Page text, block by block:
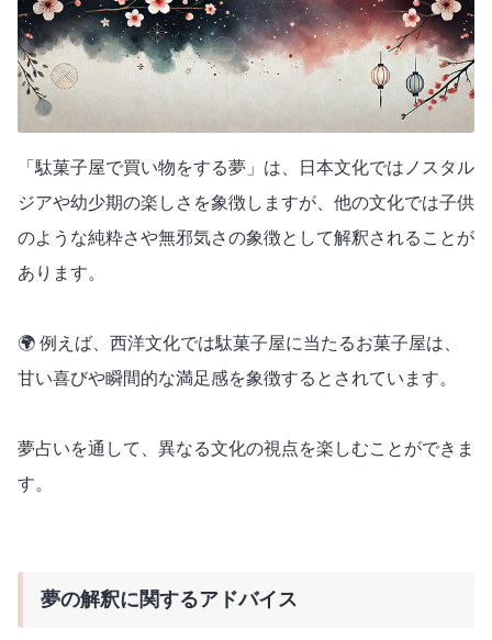
「駄菓子屋で買い物をする夢」は、日本文化ではノスタル
ジアや幼少期の楽しさを象徴しますが、他の文化では子供
のような純粋さや無邪気さの象徴として解釈されることが
あります。
🌍 例えば、西洋文化では駄菓子屋に当たるお菓子屋は、
甘い喜びや瞬間的な満足感を象徴するとされています。
夢占いを通して、異なる文化の視点を楽しむことができま
す。
夢の解釈に関するアドバイス